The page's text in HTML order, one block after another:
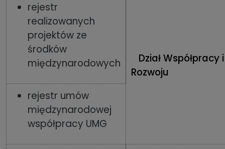
rejestr
realizowanych
projektów ze
środków
międzynarodowych
Dział Współpracy i
Rozwoju
rejestr umów
międzynarodowej
współpracy UMG